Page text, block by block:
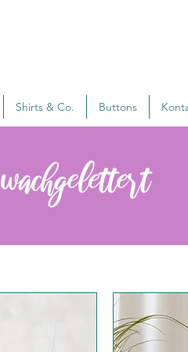
Shirts & Co. Buttons
wachgelettert